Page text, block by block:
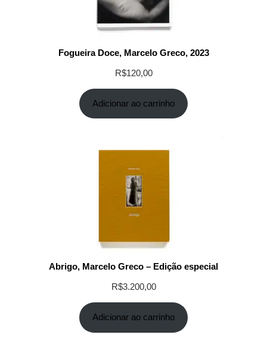
Fogueira Doce, Marcelo Greco, 2023
R$120,00
Adicionar ao carrinho
Abrigo, Marcelo Greco – Edição especial
R$3.200,00
Adicionar ao carrinho